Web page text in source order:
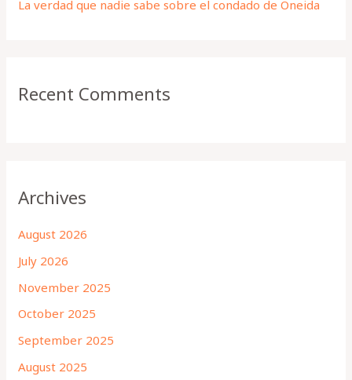
La verdad que nadie sabe sobre el condado de Oneida
Recent Comments
Archives
August 2026
July 2026
November 2025
October 2025
September 2025
August 2025